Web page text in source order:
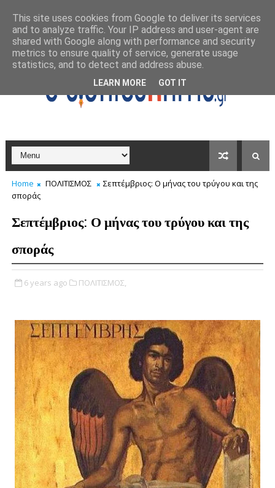
Home ΠΟΛΙΤΙΣΜΟΣ
Σεπτέμβριος: Ο μήνας του τρύγου και της
σποράς
Σεπτέμβριος: Ο μήνας του τρύγου και της
σποράς
6 years ago ΠΟΛΙΤΙΣΜΟΣ,
This site uses cookies from Google to deliver its services
and to analyze traffic. Your IP address and user-agent are
shared with Google along with performance and security
metrics to ensure quality of service, generate usage
statistics, and to detect and address abuse.
LEARN MORE GOT IT